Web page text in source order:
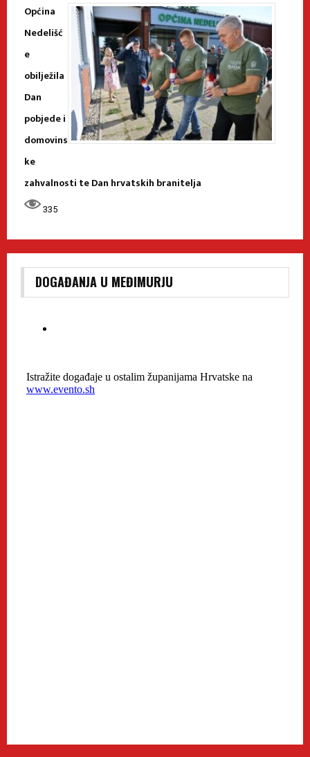
Općina
Nedelišć
e
obilježila
Dan
pobjede i
domovins
ke
zahvalnosti te Dan hrvatskih branitelja
335
DOGAĐANJA U MEĐIMURJU